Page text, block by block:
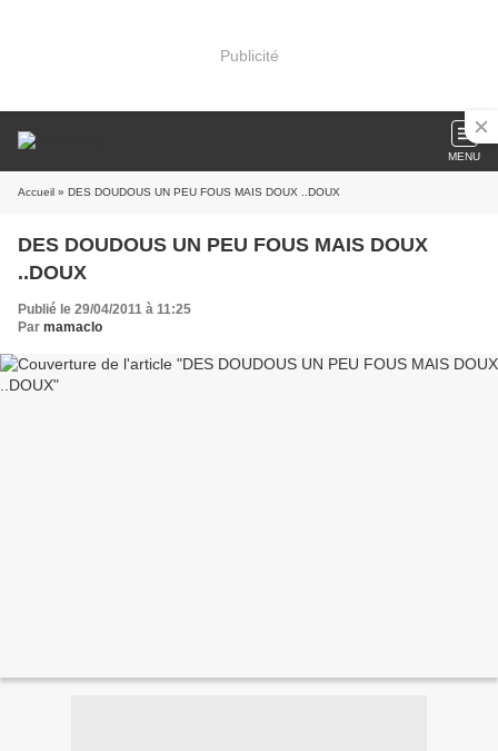
Publicité
MENU
Accueil » DES DOUDOUS UN PEU FOUS MAIS DOUX ..DOUX
DES DOUDOUS UN PEU FOUS MAIS DOUX
..DOUX
Publié le 29/04/2011 à 11:25
Par mamaclo